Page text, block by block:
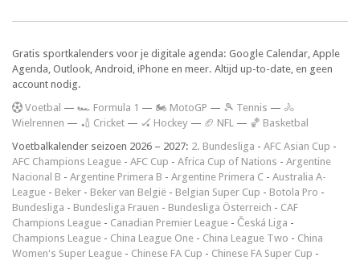
Gratis sportkalenders voor je digitale agenda: Google Calendar, Apple
Agenda, Outlook, Android, iPhone en meer. Altijd up-to-date, en geen
account nodig.
Voetbal — 🏎️ Formula 1 — 🏍 MotoGP — 🎾 Tennis — 🚴
Wielrennen — 🏏 Cricket — 🏑 Hockey — 🏈 NFL — 🏀 Basketbal
Voetbalkalender seizoen 2026 – 2027: 2. Bundesliga - AFC Asian Cup -
AFC Champions League - AFC Cup - Africa Cup of Nations - Argentine
Nacional B - Argentine Primera B - Argentine Primera C - Australia A-
League - Beker - Beker van België - Belgian Super Cup - Botola Pro -
Bundesliga - Bundesliga Frauen - Bundesliga Österreich - CAF
Champions League - Canadian Premier League - Česká Liga -
Champions League - China League One - China League Two - China
Women's Super League - Chinese FA Cup - Chinese FA Super Cup -